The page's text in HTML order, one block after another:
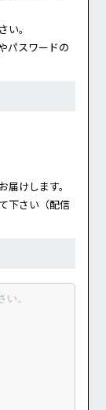
い。
パスワードの
届けします。
下さい（配信